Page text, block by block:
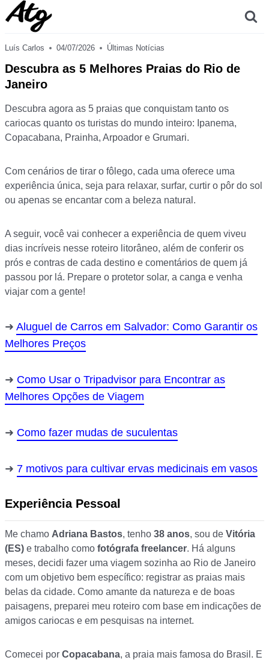
Skip
to
Luís Carlos 04/07/2026 Últimas Notícias
Descubra as 5 Melhores Praias do Rio de
Janeiro
Descubra agora as 5 praias que conquistam tanto os
cariocas quanto os turistas do mundo inteiro: Ipanema,
Copacabana, Prainha, Arpoador e Grumari.
Com cenários de tirar o fôlego, cada uma oferece uma
experiência única, seja para relaxar, surfar, curtir o pôr do sol
ou apenas se encantar com a beleza natural.
A seguir, você vai conhecer a experiência de quem viveu
dias incríveis nesse roteiro litorâneo, além de conferir os
prós e contras de cada destino e comentários de quem já
passou por lá. Prepare o protetor solar, a canga e venha
viajar com a gente!
Aluguel de Carros em Salvador: Como Garantir os
Melhores Preços
Como Usar o Tripadvisor para Encontrar as
Melhores Opções de Viagem
Como fazer mudas de suculentas
7 motivos para cultivar ervas medicinais em vasos
Experiência Pessoal
Me chamo Adriana Bastos, tenho 38 anos, sou de Vitória
(ES) e trabalho como fotógrafa freelancer. Há alguns
meses, decidi fazer uma viagem sozinha ao Rio de Janeiro
com um objetivo bem específico: registrar as praias mais
belas da cidade. Como amante da natureza e de boas
paisagens, preparei meu roteiro com base em indicações de
amigos cariocas e em pesquisas na internet.
Comecei por Copacabana, a praia mais famosa do Brasil. E